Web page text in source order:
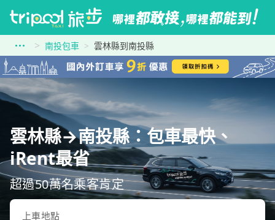
南投包車 雲林縣到南投縣
雲林縣→南投縣：包車最快、
iRent最省
超過50萬名乘客肯定
上車地點